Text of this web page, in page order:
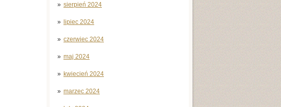
sierpień 2024
lipiec 2024
czerwiec 2024
maj 2024
kwiecień 2024
marzec 2024